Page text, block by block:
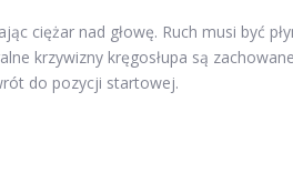
ciężar nad głowę. Ruch musi być
krzywizny kręgosłupa są
do pozycji startowej.